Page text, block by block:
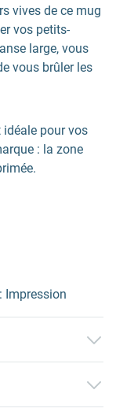
vives de ce mug
vos petits-
large, vous
vous brûler les
idéale pour vos
: la zone
Impression